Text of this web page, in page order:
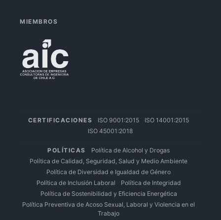
MIEMBROS
CERTIFICACIONES ISO 9001:2015
ISO 14001:2015
ISO 45001:2018
POLÍTICAS
Política de Alcohol y Drogas
Política de Calidad, Seguridad, Salud y Medio Ambiente
Política de Diversidad e Igualdad de Género
Política de Inclusión Laboral
Política de Integridad
Política de Sostenibilidad y Eficiencia Energética
Política Preventiva de Acoso Sexual, Laboral y Violencia en el
Trabajo